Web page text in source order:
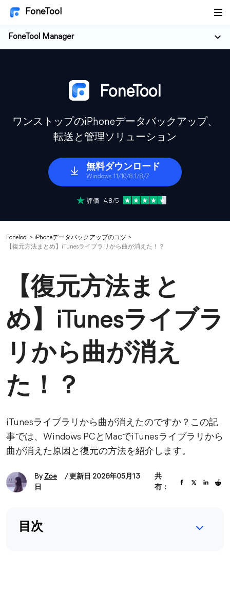
FoneTool
FoneTool Manager
FoneTool
ワンストップのiPhoneデータバックアップ、
転送と管理ソリューション
無料ダウンロード
Windows 11/10/8.1/8/7
評価 4.8/5
FoneTool > iPhoneデータバックアップのコツ >
【復元方法まとめ】iTunesライブラリから曲が消えた！？
【復元方法まと
め】iTunesライブラ
リから曲が消え
た！？
iTunesライブラリから曲が消えたのですか？この記
事では、Windows PCとMacでiTunesライブラリから
曲が消えた原因と復元の方法を紹介します。
By Zoe
/ 更新日 2026年05月13
日
共
有：
目次